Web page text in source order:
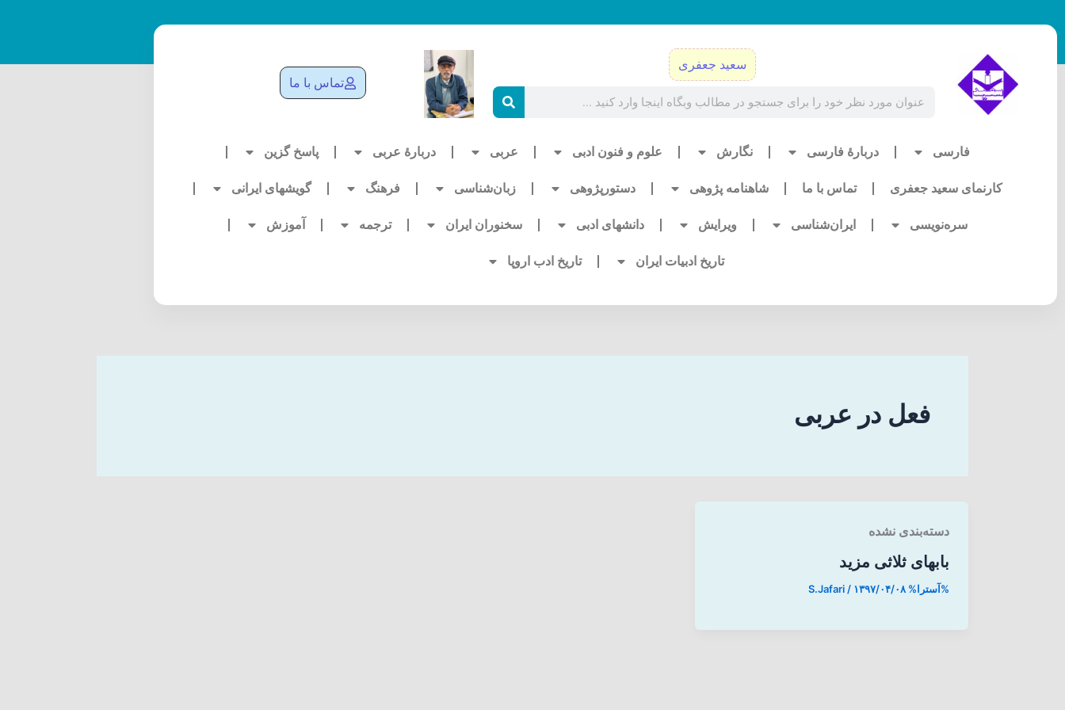
به
سعید جعفری
تماس با ما
فارسی دربارۀ فارسی نگارش علوم و فنون ادبی عربی دربارۀ عربی پاسخ گزین
کارنمای سعید جعفری تماس با ما شاهنامه پژوهی دستورپژوهی زبان‌شناسی فرهنگ گویشهای ایرانی
سره‌نویسی ایران‌شناسی ویرایش دانشهای ادبی سخنوران ایران ترجمه آموزش
تاریخ ادبیات ایران تاریخ ادب اروپا
فعل در عربی
دسته‌بندی نشده
بابهای ثلاثی مزید
%آسترا% S.Jafari / ۱۳۹۷/۰۴/۰۸